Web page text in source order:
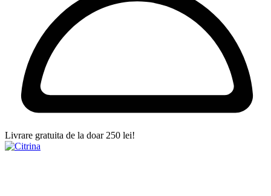
Livrare gratuita de la doar 250 lei!